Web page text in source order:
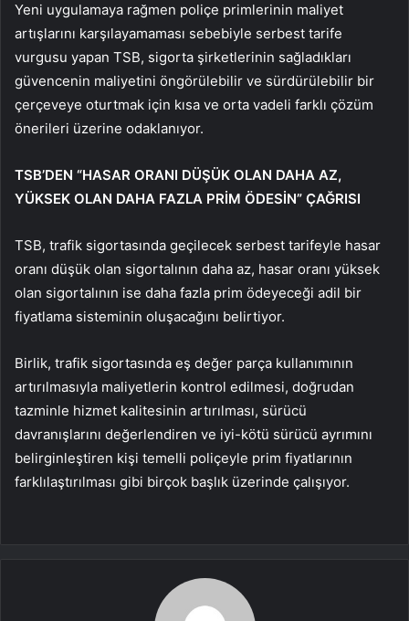
Yeni uygulamaya rağmen poliçe primlerinin maliyet
artışlarını karşılayamaması sebebiyle serbest tarife
vurgusu yapan TSB, sigorta şirketlerinin sağladıkları
güvencenin maliyetini öngörülebilir ve sürdürülebilir bir
çerçeveye oturtmak için kısa ve orta vadeli farklı çözüm
önerileri üzerine odaklanıyor.
TSB’DEN “HASAR ORANI DÜŞÜK OLAN DAHA AZ,
YÜKSEK OLAN DAHA FAZLA PRİM ÖDESİN” ÇAĞRISI
TSB, trafik sigortasında geçilecek serbest tarifeyle hasar
oranı düşük olan sigortalının daha az, hasar oranı yüksek
olan sigortalının ise daha fazla prim ödeyeceği adil bir
fiyatlama sisteminin oluşacağını belirtiyor.
Birlik, trafik sigortasında eş değer parça kullanımının
artırılmasıyla maliyetlerin kontrol edilmesi, doğrudan
tazminle hizmet kalitesinin artırılması, sürücü
davranışlarını değerlendiren ve iyi-kötü sürücü ayrımını
belirginleştiren kişi temelli poliçeyle prim fiyatlarının
farklılaştırılması gibi birçok başlık üzerinde çalışıyor.